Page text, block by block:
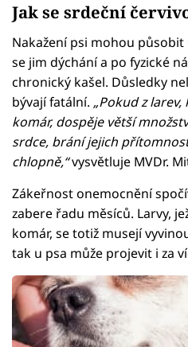
Jak se srdeční
Nakažení psi mohou
se jim dýchání a po fyzické
chronický kašel. Důsledky
bývají fatální. „Pokud z
komár, dospěje větší
srdce, brání jejich
chlopně,“vysvětluje MVDr.
Zákeřnost onemocnění
zabere řadu měsíců. Larvy,
komár, se totiž musejí
tak u psa může projevit i za